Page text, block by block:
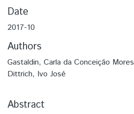
Date
2017-10
Authors
Gastaldin, Carla da Conceição Mores
Dittrich, Ivo José
Abstract